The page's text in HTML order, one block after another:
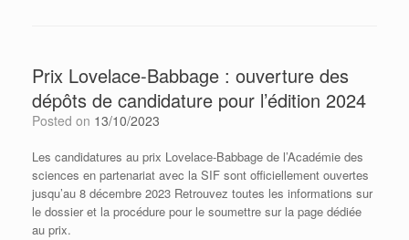
Prix Lovelace-Babbage : ouverture des
dépôts de candidature pour l’édition 2024
Posted on 13/10/2023
Les candidatures au prix Lovelace-Babbage de l’Académie des
sciences en partenariat avec la SIF sont officiellement ouvertes
jusqu’au 8 décembre 2023 Retrouvez toutes les informations sur
le dossier et la procédure pour le soumettre sur la page dédiée
au prix.